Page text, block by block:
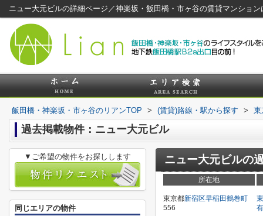
ニュー大元ビルの詳細ページ／神楽坂・飯田橋・市ヶ谷の賃貸マンション
飯田橋・神楽坂・市ヶ谷のリアンTOP > (賃貸)路線・駅から探す > 東
過去掲載物件：ニュー大元ビル
ニュー大元ビルの
所在地
東京都新宿区早稲田鶴巻町
556
▼ご希望の物件をお探しします
同じエリアの物件